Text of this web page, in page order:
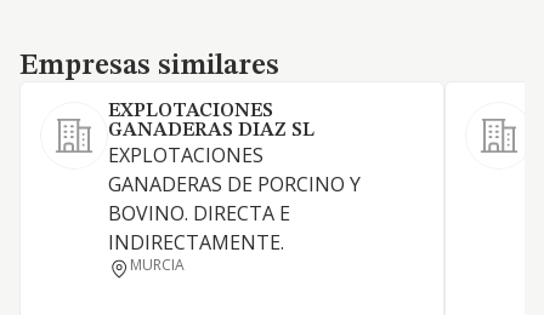
Empresas similares
Empresas similares
EXPLOTACIONES
GANADERAS DIAZ SL
EXPLOTACIONES
GANADERAS DE PORCINO Y
BOVINO. DIRECTA E
INDIRECTAMENTE.
MURCIA